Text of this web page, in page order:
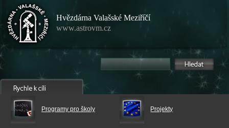
Hvězdárna Valašské Meziříčí
www.astrovm.cz
Programy pro školy Projekty